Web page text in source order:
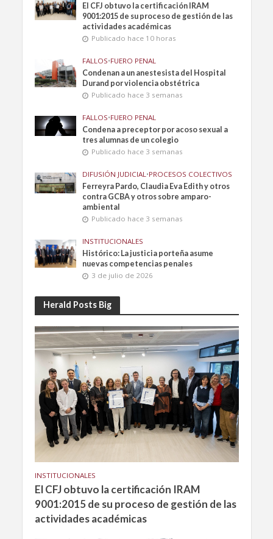
El CFJ obtuvo la certificación IRAM
9001:2015 de su proceso de gestión de las
actividades académicas
Publicado hace 10 horas
FALLOS•FUERO PENAL
Condenan a un anestesista del Hospital
Durand por violencia obstétrica
Publicado hace 3 semanas
FALLOS•FUERO PENAL
Condena a preceptor por acoso sexual a
tres alumnas de un colegio
Publicado hace 3 semanas
DIFUSIÓN JUDICIAL •PROCESOS COLECTIVOS
Ferreyra Pardo, Claudia Eva Edith y otros
contra GCBA y otros sobre amparo-
ambiental
Publicado hace 3 semanas
INSTITUCIONALES
Histórico: La justicia porteña asume
nuevas competencias penales
3 de julio de 2026
Herald Posts Big
INSTITUCIONALES
El CFJ obtuvo la certificación IRAM
9001:2015 de su proceso de gestión de las
actividades académicas